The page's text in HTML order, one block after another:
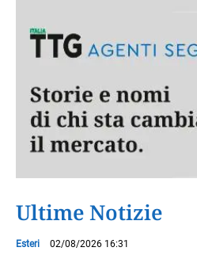
Ultime Notizie
Esteri 02/08/2026 16:31